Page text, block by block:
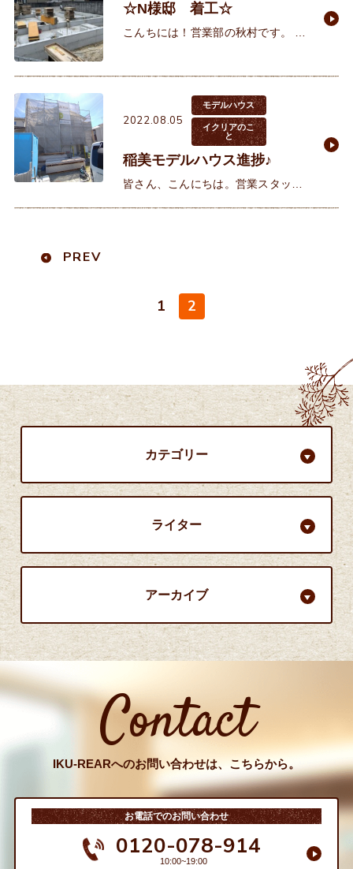
☆N様邸 着工☆
こんちには！営業部の秋村です。 以
2022.08.05
モデルハウス
イクリアのこ
と
稲美モデルハウス進捗♪
皆さん、こんにちは。営業スタッフ
PREV
1 2
カテゴリー
ライター
アーカイブ
Contact
IKU-REARへのお問い合わせは、こちらから。
お電話でのお問い合わせ
0120-078-914
10:00~19:00